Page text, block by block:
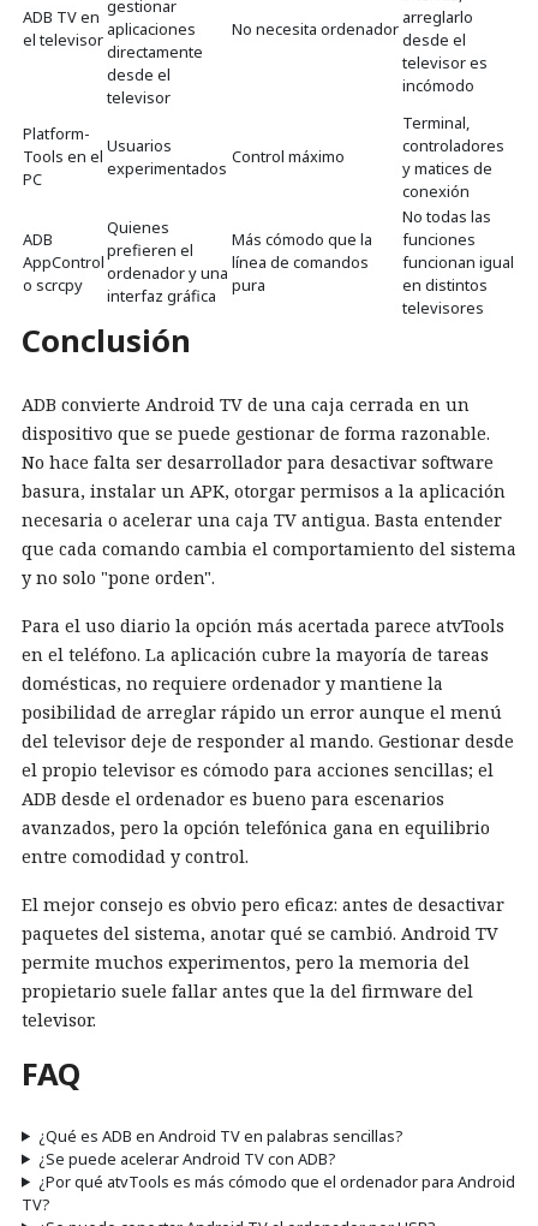
ADB TV en
el televisor
gestionar
aplicaciones
directamente
desde el
televisor
No necesita ordenador
arreglarlo
desde el
televisor es
incómodo
Platform-
Tools en el
PC
Usuarios
experimentados
Control máximo
Terminal,
controladores
y matices de
conexión
ADB
AppControl
o scrcpy
Quienes
prefieren el
ordenador y una
interfaz gráfica
Más cómodo que la
línea de comandos
pura
No todas las
funciones
funcionan igual
en distintos
televisores
Conclusión
ADB convierte Android TV de una caja cerrada en un
dispositivo que se puede gestionar de forma razonable.
No hace falta ser desarrollador para desactivar software
basura, instalar un APK, otorgar permisos a la aplicación
necesaria o acelerar una caja TV antigua. Basta entender
que cada comando cambia el comportamiento del sistema
y no solo "pone orden".
Para el uso diario la opción más acertada parece atvTools
en el teléfono. La aplicación cubre la mayoría de tareas
domésticas, no requiere ordenador y mantiene la
posibilidad de arreglar rápido un error aunque el menú
del televisor deje de responder al mando. Gestionar desde
el propio televisor es cómodo para acciones sencillas; el
ADB desde el ordenador es bueno para escenarios
avanzados, pero la opción telefónica gana en equilibrio
entre comodidad y control.
El mejor consejo es obvio pero eficaz: antes de desactivar
paquetes del sistema, anotar qué se cambió. Android TV
permite muchos experimentos, pero la memoria del
propietario suele fallar antes que la del firmware del
televisor.
FAQ
¿Qué es ADB en Android TV en palabras sencillas?
¿Se puede acelerar Android TV con ADB?
¿Por qué atvTools es más cómodo que el ordenador para Android
TV?